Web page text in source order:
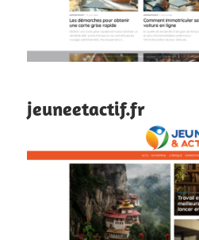
jeuneetactif.fr